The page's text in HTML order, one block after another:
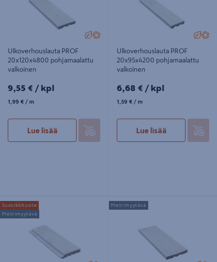
Ulkoverhouslauta PROF
20x120x4800 pohjamaalattu
valkoinen
9,55€/kpl
9,55 € / kpl
1,99€/m
1,99 € / m
Lue lisää
Ulkoverhouslauta PROF
20x95x4200 pohjamaalattu
valkoinen
6,68€/kpl
6,68 € / kpl
1,59€/m
1,59 € / m
Lue lisää
Ulkoverhouspaneeli PROF 23x145
UTV pohjamaalattu valkoinen
Suosikkituote
Metrimyytävä
Ulkoverhouslauta PROF 20x145
pohjamaalattu valkoinen
Metrimyytävä